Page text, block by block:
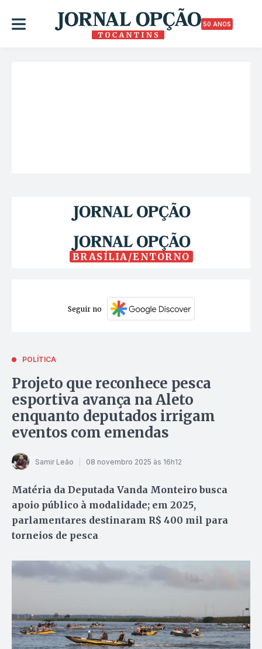
50 ANOS
BRASÍLIA/ENTORNO
Seguir no
POLÍTICA
Projeto que reconhece pesca
esportiva avança na Aleto
enquanto deputados irrigam
eventos com emendas
Samir Leão 08 novembro 2025 às 16h12
Matéria da Deputada Vanda Monteiro busca
apoio público à modalidade; em 2025,
parlamentares destinaram R$ 400 mil para
torneios de pesca